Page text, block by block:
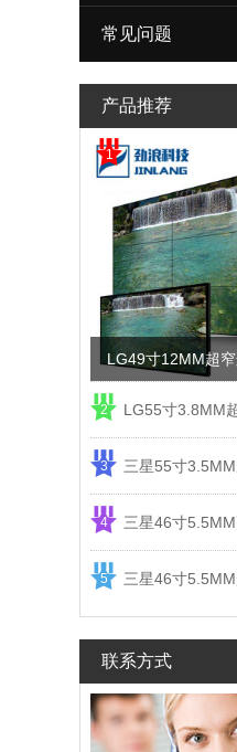
常见问题
产品推荐
1
2
3
4
5
联系方式